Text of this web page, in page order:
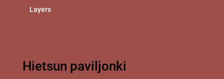
Layers
Hietsun paviljonki